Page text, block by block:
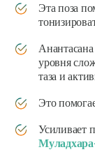
Эта поза
Анантасана
уровня
таза и
Это
Усиливает